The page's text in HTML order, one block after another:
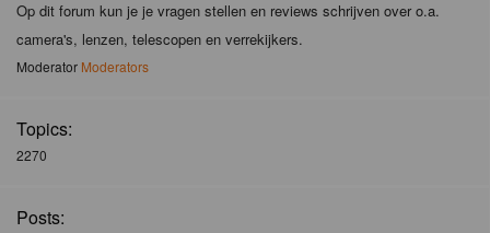
Op dit forum kun je je vragen stellen en reviews schrijven over o.a.
camera's, lenzen, telescopen en verrekijkers.
Moderator Moderators
Topics:
2270
Posts: